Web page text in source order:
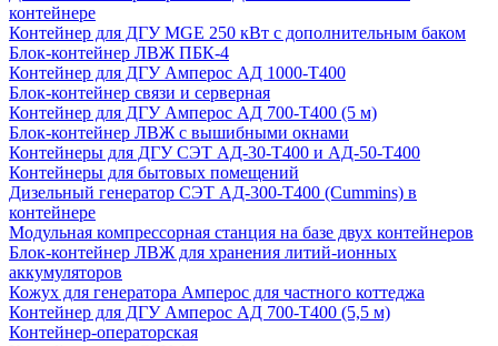
контейнере
Контейнер для ДГУ MGE 250 кВт с дополнительным баком
Блок-контейнер ЛВЖ ПБК-4
Контейнер для ДГУ Амперос АД 1000-Т400
Блок-контейнер связи и серверная
Контейнер для ДГУ Амперос АД 700-Т400 (5 м)
Блок-контейнер ЛВЖ с вышибными окнами
Контейнеры для ДГУ СЭТ АД-30-Т400 и АД-50-Т400
Контейнеры для бытовых помещений
Дизельный генератор СЭТ АД-300-Т400 (Cummins) в
контейнере
Модульная компрессорная станция на базе двух контейнеров
Блок-контейнер ЛВЖ для хранения литий-ионных
аккумуляторов
Кожух для генератора Амперос для частного коттеджа
Контейнер для ДГУ Амперос АД 700-Т400 (5,5 м)
Контейнер-операторская